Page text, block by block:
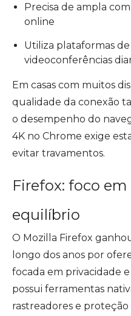
Precisa de ampla
online
Utiliza plataformas
videoconferências
Em casas com muitos
qualidade da conexão
o desempenho do
4K no Chrome exige
evitar travamentos.
Firefox: foco
equilíbrio
O Mozilla Firefox
longo dos anos por
focada em privacidade
possui ferramentas
rastreadores e